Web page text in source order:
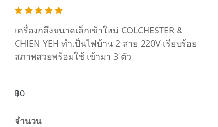
เครื่องกลึงขนาดเล็กเข้าใหม่ COLCHESTER &
CHIEN YEH ทำเป็นไฟบ้าน 2 สาย 220V เรียบร้อย
สภาพสวยพร้อมใช้ เข้ามา 3 ตัว
฿0
จำนวน